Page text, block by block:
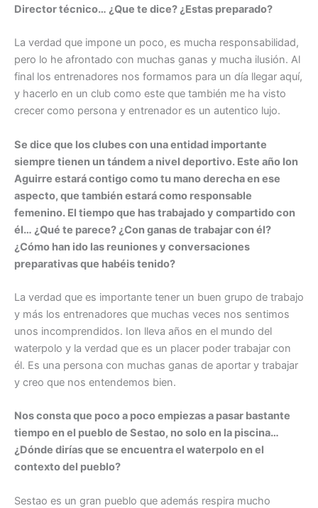
Director técnico… ¿Que te dice? ¿Estas preparado?
La verdad que impone un poco, es mucha responsabilidad,
pero lo he afrontado con muchas ganas y mucha ilusión. Al
final los entrenadores nos formamos para un día llegar aquí,
y hacerlo en un club como este que también me ha visto
crecer como persona y entrenador es un autentico lujo.
Se dice que los clubes con una entidad importante
siempre tienen un tándem a nivel deportivo. Este año Ion
Aguirre estará contigo como tu mano derecha en ese
aspecto, que también estará como responsable
femenino. El tiempo que has trabajado y compartido con
él… ¿Qué te parece? ¿Con ganas de trabajar con él?
¿Cómo han ido las reuniones y conversaciones
preparativas que habéis tenido?
La verdad que es importante tener un buen grupo de trabajo
y más los entrenadores que muchas veces nos sentimos
unos incomprendidos. Ion lleva años en el mundo del
waterpolo y la verdad que es un placer poder trabajar con
él. Es una persona con muchas ganas de aportar y trabajar
y creo que nos entendemos bien.
Nos consta que poco a poco empiezas a pasar bastante
tiempo en el pueblo de Sestao, no solo en la piscina…
¿Dónde dirías que se encuentra el waterpolo en el
contexto del pueblo?
Sestao es un gran pueblo que además respira mucho